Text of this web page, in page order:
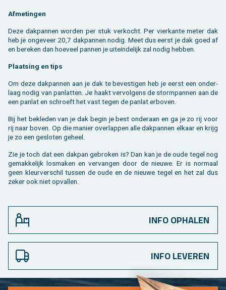
Af­me­tin­gen
Deze dak­pan­nen wor­den per stuk ver­kocht. Per vier­kan­te meter dak
heb je on­ge­veer 20,7 dak­pan­nen nodig. Meet dus eerst je dak goed af
en be­re­ken dan hoe­veel pan­nen je uit­ein­de­lijk zal nodig heb­ben.
Plaat­sing en tips
Om deze dak­pan­nen aan je dak te be­ves­ti­gen heb je eerst een on­der­
laag nodig van pan­lat­ten. Je haakt ver­vol­gens de storm­pan­nen aan de
een pan­lat en schroeft het vast tegen de pan­lat er­bo­ven.
Bij het be­kle­den van je dak begin je best on­der­aan en ga je zo rij voor
rij naar boven. Op die ma­nier over­lap­pen alle dak­pan­nen el­kaar en krijg
je zo een ge­slo­ten ge­heel.
Zie je toch dat een dak­pan ge­bro­ken is? Dan kan je de oude tegel nog
ge­mak­ke­lijk los­ma­ken en ver­van­gen door de nieu­we. Er is nor­maal
geen kleur­ver­schil tus­sen de oude en de nieu­we tegel en het zal dus
zeker ook niet op­val­len.
INFO OPHALEN
INFO LEVEREN